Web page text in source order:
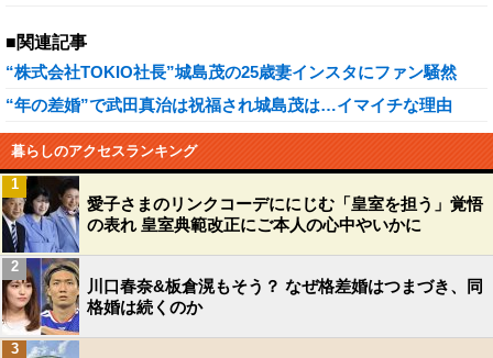
■関連記事
“株式会社TOKIO社長”城島茂の25歳妻インスタにファン騒然
“年の差婚”で武田真治は祝福され城島茂は…イマイチな理由
暮らしのアクセスランキング
愛子さまのリンクコーデににじむ「皇室を担う」覚悟
の表れ 皇室典範改正にご本人の心中やいかに
1
川口春奈&板倉滉もそう？ なぜ格差婚はつまづき、同
格婚は続くのか
2
3